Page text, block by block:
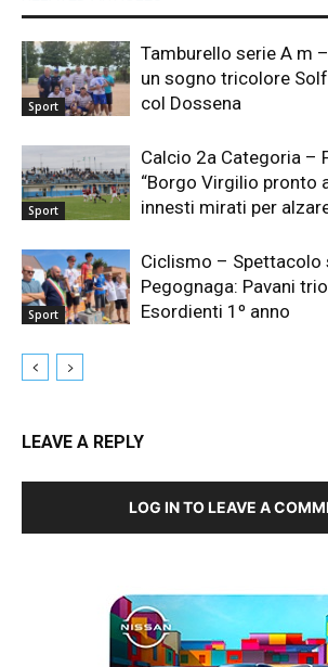
Sport
Tamburello serie A m
un sogno tricolore
col Dossena
Sport
Calcio 2a Categoria –
“Borgo Virgilio pronto
innesti mirati per
Sport
Ciclismo – Spettacolo
Pegognaga: Pavani
Esordienti 1º anno
LEAVE A REPLY
LOG IN TO LEAVE A